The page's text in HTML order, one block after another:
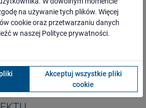
najbliższego otoczenia inwestycji
poruszania się,
branżowe i ogólnopolskie,
i samorządowa,
na używanie tych plików. Więcej
cookie oraz przetwarzaniu danych
w naszej Polityce prywatności.
Akceptuj wszystkie pliki
cookie